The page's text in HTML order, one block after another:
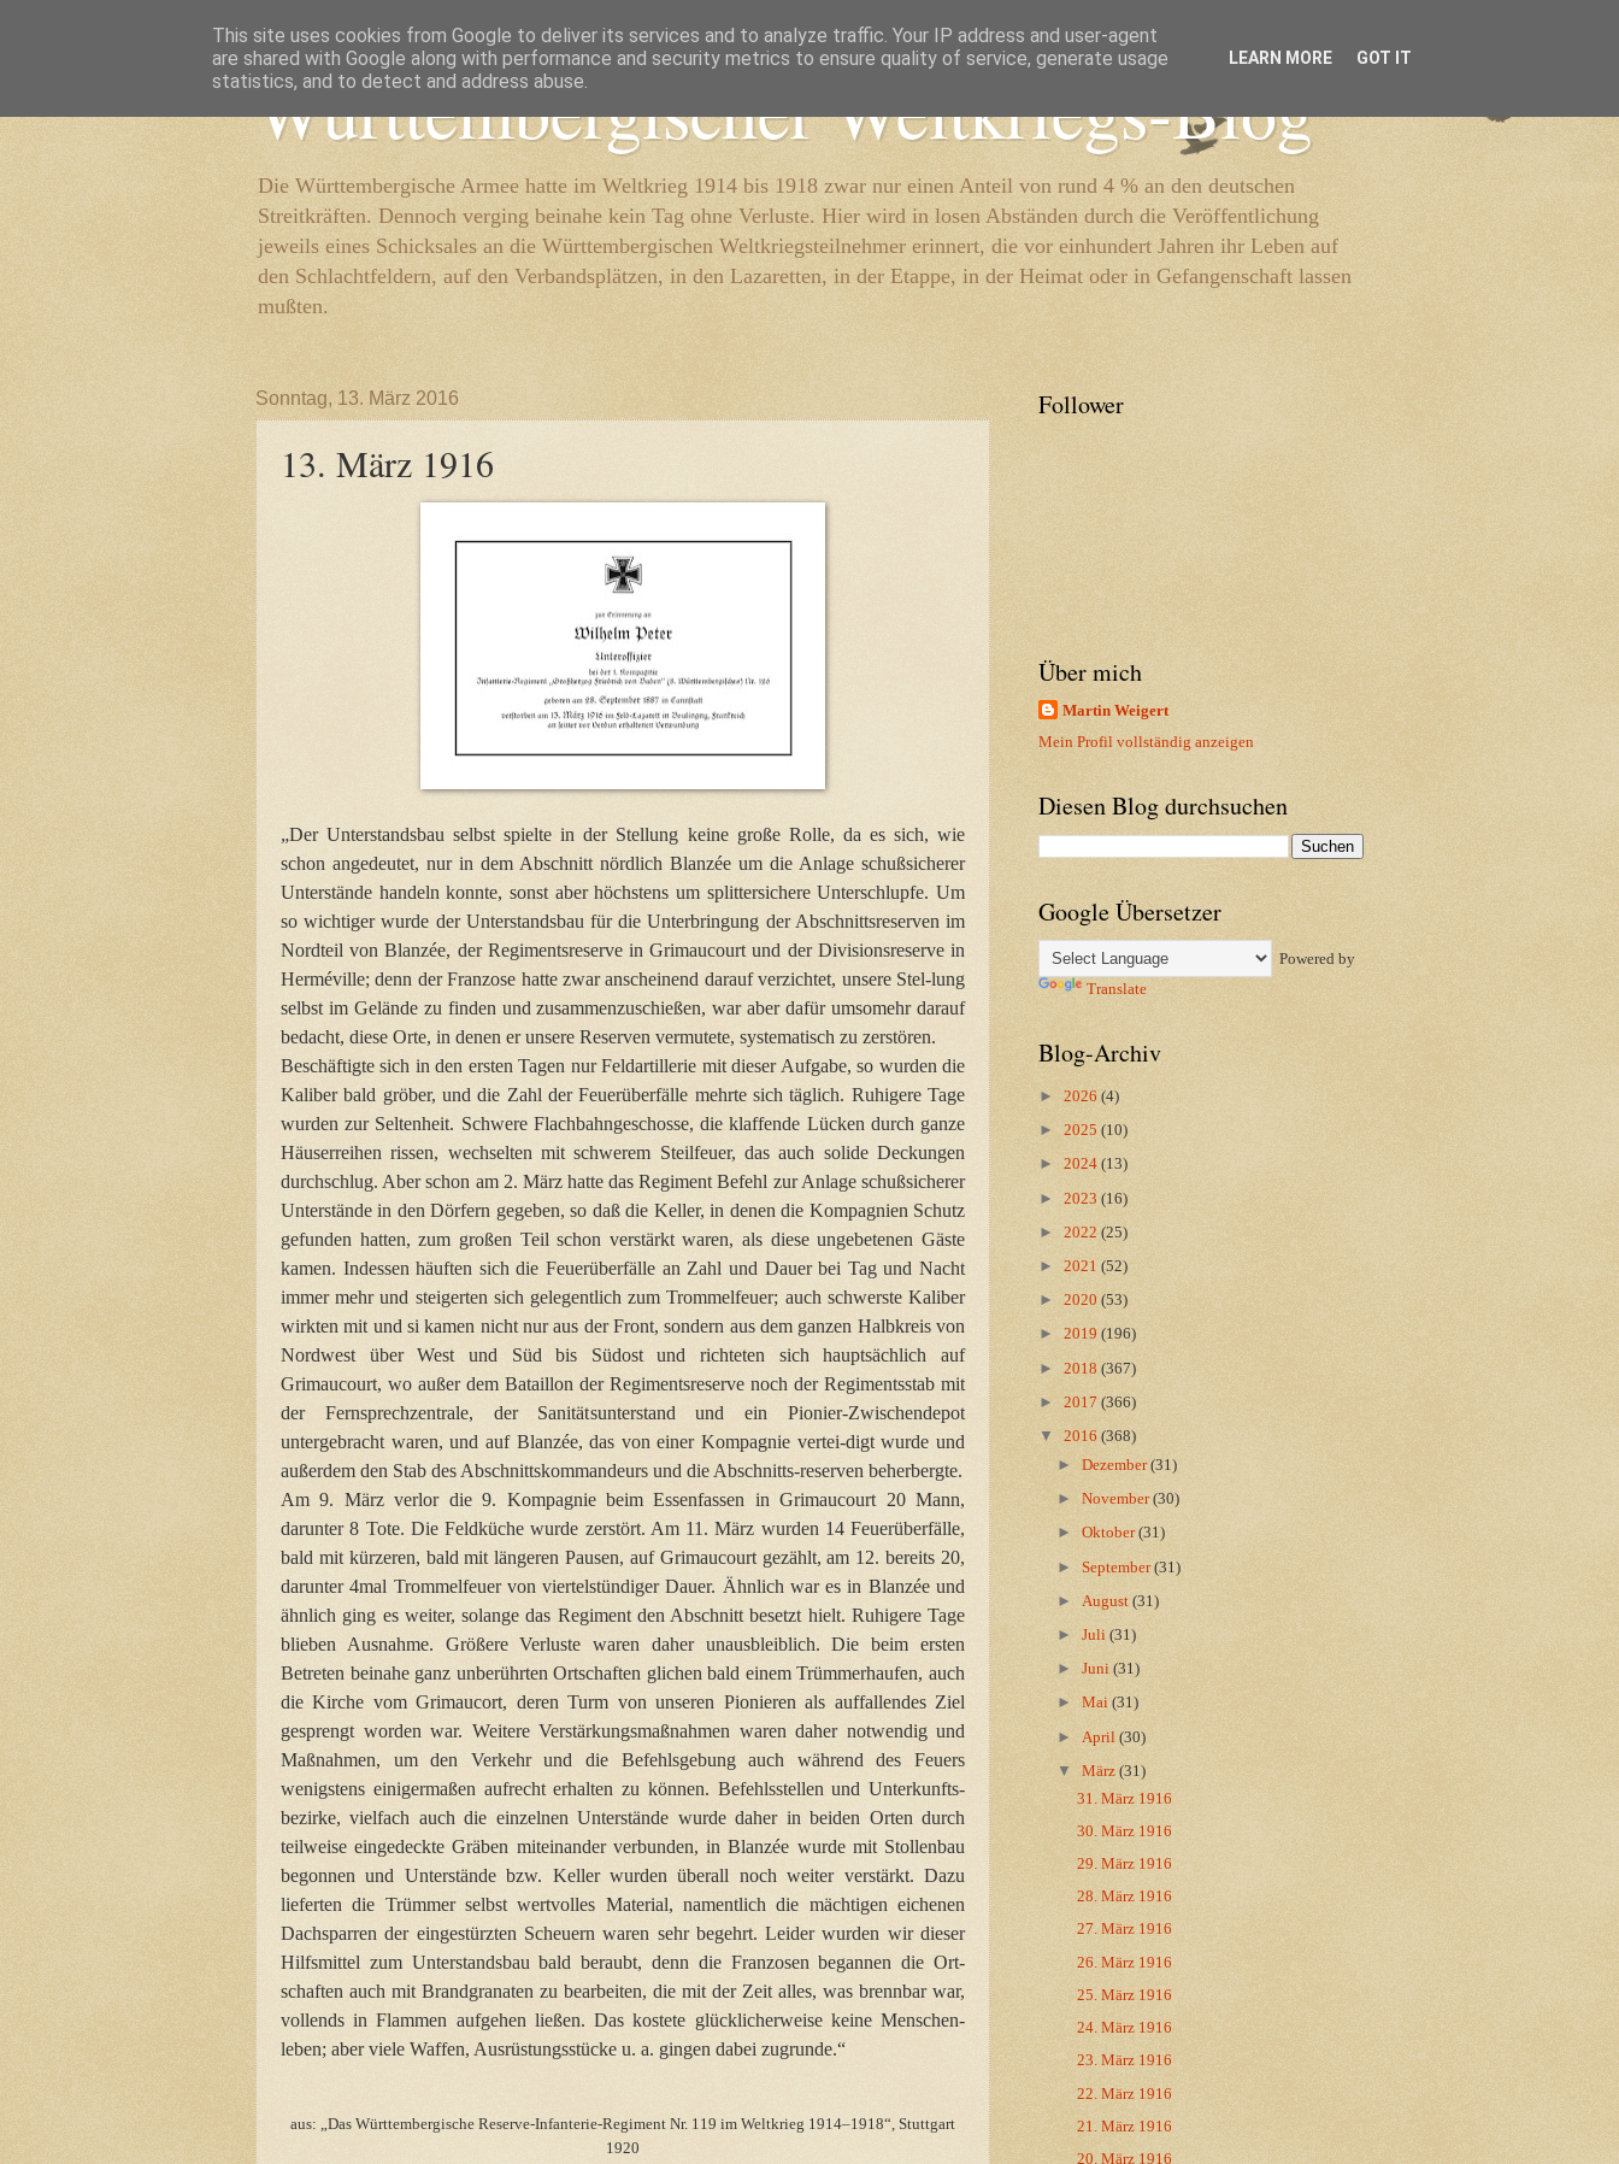
Württembergischer Weltkriegs-Blog
Die Württembergische Armee hatte im Weltkrieg 1914 bis 1918 zwar nur einen Anteil von rund 4 % an den deutschen
Streitkräften. Dennoch verging beinahe kein Tag ohne Verluste. Hier wird in losen Abständen durch die Veröffentlichung
jeweils eines Schicksales an die Württembergischen Weltkriegsteilnehmer erinnert, die vor einhundert Jahren ihr Leben auf
den Schlachtfeldern, auf den Verbandsplätzen, in den Lazaretten, in der Etappe, in der Heimat oder in Gefangenschaft lassen
mußten.
Sonntag, 13. März 2016
13. März 1916
„Der Unterstandsbau selbst spielte in der Stellung keine große Rolle, da es sich, wie
schon angedeutet, nur in dem Abschnitt nördlich Blanzée um die Anlage schußsicherer
Unterstände handeln konnte, sonst aber höchstens um splittersichere Unterschlupfe. Um
so wichtiger wurde der Unterstandsbau für die Unterbringung der Abschnittsreserven im
Nordteil von Blanzée, der Regimentsreserve in Grimaucourt und der Divisionsreserve in
Herméville; denn der Franzose hatte zwar anscheinend darauf verzichtet, unsere Stel-lung
selbst im Gelände zu finden und zusammenzuschießen, war aber dafür umsomehr darauf
bedacht, diese Orte, in denen er unsere Reserven vermutete, systematisch zu zerstören.
Beschäftigte sich in den ersten Tagen nur Feldartillerie mit dieser Aufgabe, so wurden die
Kaliber bald gröber, und die Zahl der Feuerüberfälle mehrte sich täglich. Ruhigere Tage
wurden zur Seltenheit. Schwere Flachbahngeschosse, die klaffende Lücken durch ganze
Häuserreihen rissen, wechselten mit schwerem Steilfeuer, das auch solide Deckungen
durchschlug. Aber schon am 2. März hatte das Regiment Befehl zur Anlage schußsicherer
Unterstände in den Dörfern gegeben, so daß die Keller, in denen die Kompagnien Schutz
gefunden hatten, zum großen Teil schon verstärkt waren, als diese ungebetenen Gäste
kamen. Indessen häuften sich die Feuerüberfälle an Zahl und Dauer bei Tag und Nacht
immer mehr und steigerten sich gelegentlich zum Trommelfeuer; auch schwerste Kaliber
wirkten mit und si kamen nicht nur aus der Front, sondern aus dem ganzen Halbkreis von
Nordwest über West und Süd bis Südost und richteten sich hauptsächlich auf
Grimaucourt, wo außer dem Bataillon der Regimentsreserve noch der Regimentsstab mit
der Fernsprechzentrale, der Sanitätsunterstand und ein Pionier-Zwischendepot
untergebracht waren, und auf Blanzée, das von einer Kompagnie vertei-digt wurde und
außerdem den Stab des Abschnittskommandeurs und die Abschnitts-reserven beherbergte.
Am 9. März verlor die 9. Kompagnie beim Essenfassen in Grimaucourt 20 Mann,
darunter 8 Tote. Die Feldküche wurde zerstört. Am 11. März wurden 14 Feuerüberfälle,
bald mit kürzeren, bald mit längeren Pausen, auf Grimaucourt gezählt, am 12. bereits 20,
darunter 4mal Trommelfeuer von viertelstündiger Dauer. Ähnlich war es in Blanzée und
ähnlich ging es weiter, solange das Regiment den Abschnitt besetzt hielt. Ruhigere Tage
blieben Ausnahme. Größere Verluste waren daher unausbleiblich. Die beim ersten
Betreten beinahe ganz unberührten Ortschaften glichen bald einem Trümmerhaufen, auch
die Kirche vom Grimaucort, deren Turm von unseren Pionieren als auffallendes Ziel
gesprengt worden war. Weitere Verstärkungsmaßnahmen waren daher notwendig und
Maßnahmen, um den Verkehr und die Befehlsgebung auch während des Feuers
wenigstens einigermaßen aufrecht erhalten zu können. Befehlsstellen und Unterkunfts-
bezirke, vielfach auch die einzelnen Unterstände wurde daher in beiden Orten durch
teilweise eingedeckte Gräben miteinander verbunden, in Blanzée wurde mit Stollenbau
begonnen und Unterstände bzw. Keller wurden überall noch weiter verstärkt. Dazu
lieferten die Trümmer selbst wertvolles Material, namentlich die mächtigen eichenen
Dachsparren der eingestürzten Scheuern waren sehr begehrt. Leider wurden wir dieser
Hilfsmittel zum Unterstandsbau bald beraubt, denn die Franzosen begannen die Ort-
schaften auch mit Brandgranaten zu bearbeiten, die mit der Zeit alles, was brennbar war,
vollends in Flammen aufgehen ließen. Das kostete glücklicherweise keine Menschen-
leben; aber viele Waffen, Ausrüstungsstücke u. a. gingen dabei zugrunde.“
aus: „Das Württembergische Reserve-Infanterie-Regiment Nr. 119 im Weltkrieg 1914–1918“, Stuttgart
1920
Follower
Über mich
Martin Weigert
Mein Profil vollständig anzeigen
Diesen Blog durchsuchen
Google Übersetzer
Powered by
Translate
Blog-Archiv
► 2026 (4)
► 2025 (10)
► 2024 (13)
► 2023 (16)
► 2022 (25)
► 2021 (52)
► 2020 (53)
► 2019 (196)
► 2018 (367)
► 2017 (366)
▼ 2016 (368)
►Dezember(31)
►November(30)
►Oktober(31)
►September(31)
► August(31)
►Juli(31)
►Juni(31)
►Mai(31)
► April(30)
▼März(31)
31. März 1916
30. März 1916
29. März 1916
28. März 1916
27. März 1916
26. März 1916
25. März 1916
24. März 1916
23. März 1916
22. März 1916
21. März 1916
20. März 1916
This site uses cookies from Google to deliver its services and to analyze traffic. Your IP address and user-agent
are shared with Google along with performance and security metrics to ensure quality of service, generate usage
statistics, and to detect and address abuse.
LEARN MORE GOT IT